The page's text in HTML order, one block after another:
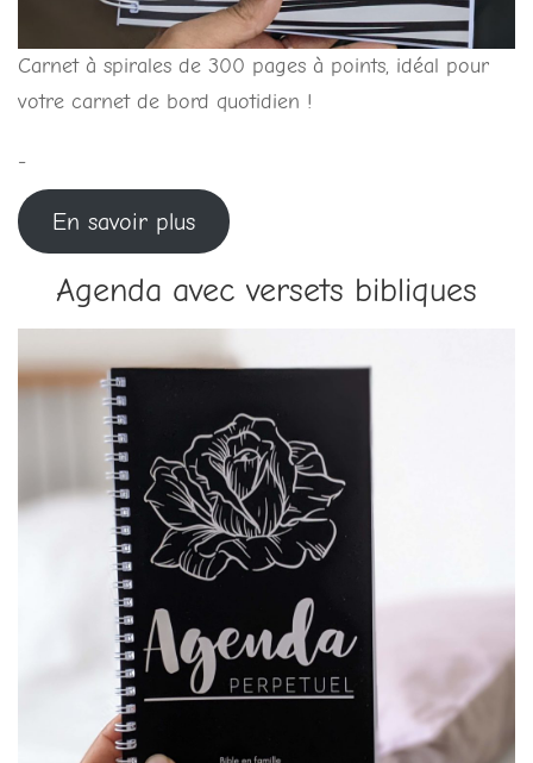
Carnet à spirales de 300 pages à points, idéal pour
votre carnet de bord quotidien !
-
En savoir plus
Agenda avec versets bibliques